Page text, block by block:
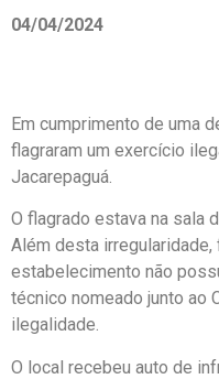
04/04/2024
Em cumprimento de uma
flagraram um exercício
Jacarepaguá.
O flagrado estava na sala
Além desta
estabelecimento não
técnico nomeado junto ao
ilegalidade.
O local recebeu auto de